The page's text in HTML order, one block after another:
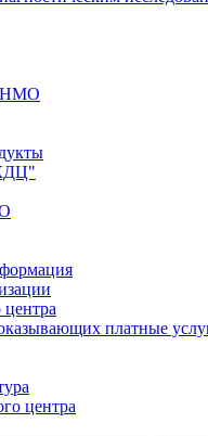
центра
платные
центра